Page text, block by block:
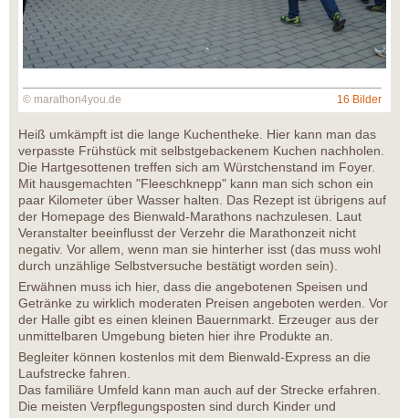
© marathon4you.de 16 Bilder
Heiß umkämpft ist die lange Kuchentheke. Hier kann man das
verpasste Frühstück mit selbstgebackenem Kuchen nachholen.
Die Hartgesottenen treffen sich am Würstchenstand im Foyer.
Mit hausgemachten "Fleeschknepp" kann man sich schon ein
paar Kilometer über Wasser halten. Das Rezept ist übrigens auf
der Homepage des Bienwald-Marathons nachzulesen. Laut
Veranstalter beeinflusst der Verzehr die Marathonzeit nicht
negativ. Vor allem, wenn man sie hinterher isst (das muss wohl
durch unzählige Selbstversuche bestätigt worden sein).
Erwähnen muss ich hier, dass die angebotenen Speisen und
Getränke zu wirklich moderaten Preisen angeboten werden. Vor
der Halle gibt es einen kleinen Bauernmarkt. Erzeuger aus der
unmittelbaren Umgebung bieten hier ihre Produkte an.
Begleiter können kostenlos mit dem Bienwald-Express an die
Laufstrecke fahren.
Das familiäre Umfeld kann man auch auf der Strecke erfahren.
Die meisten Verpflegungsposten sind durch Kinder und